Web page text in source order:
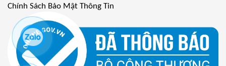
Chính Sách Bảo Mật Thông Tin